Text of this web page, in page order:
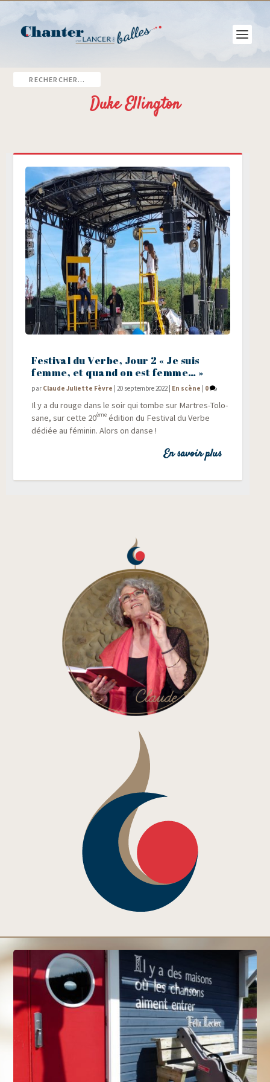
Duke Ellington
Festival du Verbe, Jour 2 « Je suis
femme, et quand on est femme… »
par Claude Juliette Fèvre |20 septembre 2022 | En scène | 0
Il y a du rouge dans le soir qui tombe sur Martres-Tolo­
sane, sur cette 20ème édi­tion du Fes­ti­val du Verbe
dédiée au fémi­nin. Alors on danse !
En savoir plus